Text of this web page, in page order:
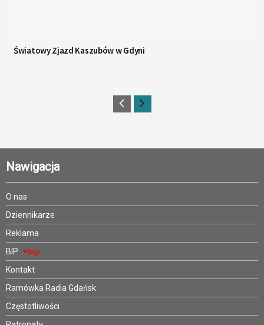
Światowy Zjazd Kaszubów w Gdyni
Nawigacja
O nas
Dziennikarze
Reklama
BIP
Kontakt
Ramówka Radia Gdańsk
Częstotliwości